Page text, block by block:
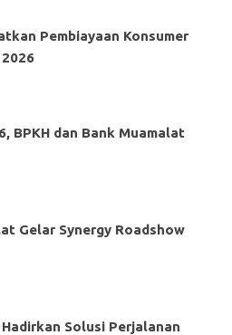
Pembiayaan Konsumer
BPKH dan Bank Muamalat
Gelar Synergy Roadshow
Solusi Perjalanan